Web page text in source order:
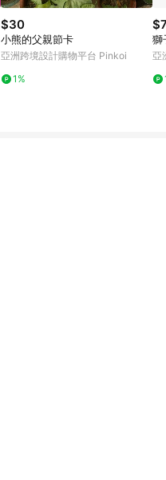
$30
小熊的父親節卡
亞洲跨境設計購物平台 Pinkoi
1%
獅
亞